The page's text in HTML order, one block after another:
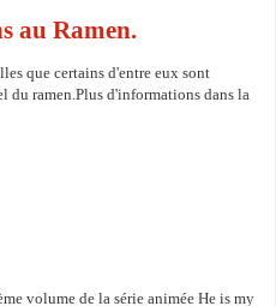
au Ramen.
que certains d'entre eux sont
du ramen.Plus d'informations dans la
volume de la série animée He is my